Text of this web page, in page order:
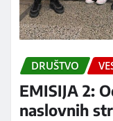
DRUŠTVO
EMISIJA 2:
naslovnih